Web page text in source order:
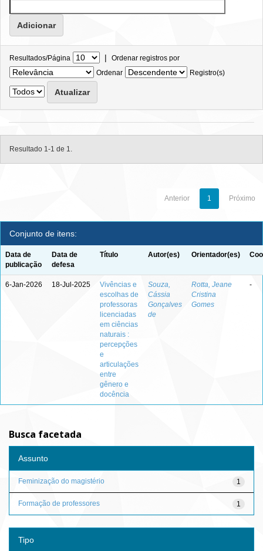
Resultados/Página | Ordenar registros por
Ordenar
Registro(s)
Resultado 1-1 de 1.
Anterior 1 Próximo
Conjunto de itens:
Data de
publicação
Data de
defesa
Título Autor(es) Orientador(es)
6-Jan-2026 18-Jul-2025
Vivências e
escolhas de
professoras
licenciadas
em ciências
naturais :
percepções
e
articulações
entre
gênero e
docência
Souza,
Cássia
Gonçalves
de
Rotta, Jeane
Cristina
Gomes
-
Busca facetada
Assunto
1
Feminização do magistério
1
Formação de professores
Tipo